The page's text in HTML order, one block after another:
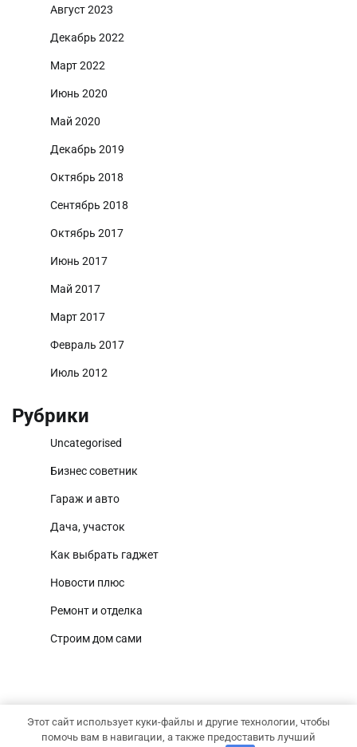
Август 2023
Декабрь 2022
Март 2022
Июнь 2020
Май 2020
Декабрь 2019
Октябрь 2018
Сентябрь 2018
Октябрь 2017
Июнь 2017
Май 2017
Март 2017
Февраль 2017
Июль 2012
Рубрики
Uncategorised
Бизнес советник
Гараж и авто
Дача, участок
Как выбрать гаджет
Новости плюс
Ремонт и отделка
Строим дом сами
Copyright © 2026Территория домаТема National
Этот сайт использует куки-файлы и другие технологии, чтобы
помочь вам в навигации, а также предоставить лучший